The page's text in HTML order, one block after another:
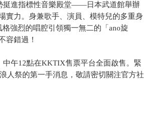
挺進指標性音樂殿堂——日本武道館舉辦
實力。身兼歌手、演員、模特兒的多重身
強烈的唱腔引領獨一無二的「ano旋
容錯過！
午12點在KKTIX售票平台全面啟售。緊
人祭的第一手消息，敬請密切關注官方社